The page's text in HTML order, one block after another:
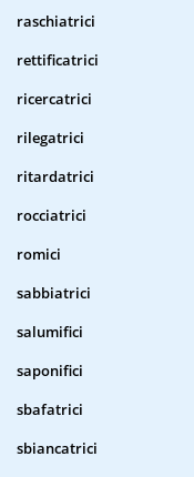
raschiatrici
rettificatrici
ricercatrici
rilegatrici
ritardatrici
rocciatrici
romici
sabbiatrici
salumifici
saponifici
sbafatrici
sbiancatrici